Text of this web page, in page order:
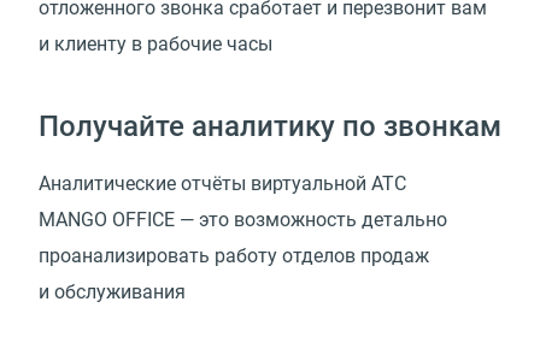
отложенного звонка сработает и перезвонит вам
и клиенту в рабочие часы
Получайте аналитику по звонкам
Аналитические отчёты виртуальной АТС
MANGO OFFICE — это возможность детально
проанализировать работу отделов продаж
и обслуживания